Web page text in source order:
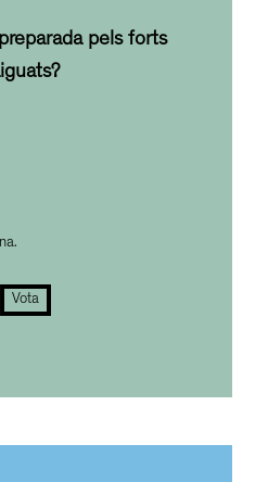
pels forts
Vota